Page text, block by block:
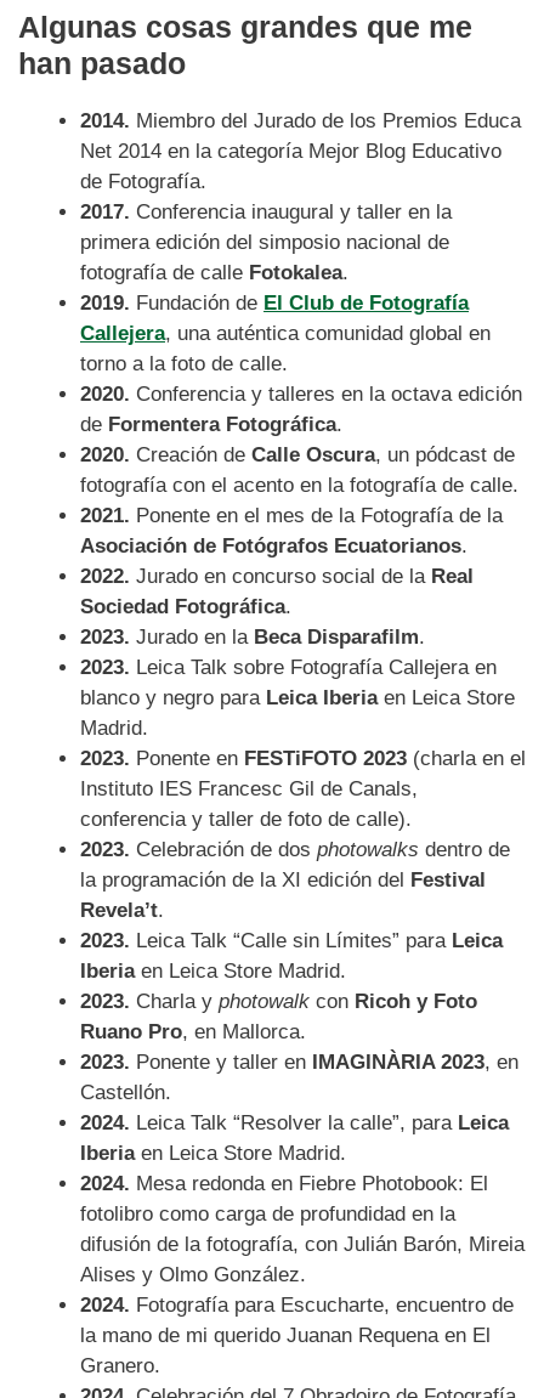
Algunas cosas grandes que me
han pasado
2014. Miembro del Jurado de los Premios Educa
Net 2014 en la categoría Mejor Blog Educativo
de Fotografía.
2017. Conferencia inaugural y taller en la
primera edición del simposio nacional de
fotografía de calle Fotokalea.
2019. Fundación de El Club de Fotografía
Callejera, una auténtica comunidad global en
torno a la foto de calle.
2020. Conferencia y talleres en la octava edición
de Formentera Fotográfica.
2020. Creación de Calle Oscura, un pódcast de
fotografía con el acento en la fotografía de calle.
2021. Ponente en el mes de la Fotografía de la
Asociación de Fotógrafos Ecuatorianos.
2022. Jurado en concurso social de la Real
Sociedad Fotográfica.
2023. Jurado en la Beca Disparafilm.
2023. Leica Talk sobre Fotografía Callejera en
blanco y negro para Leica Iberiaen Leica Store
Madrid.
2023. Ponente en FESTiFOTO 2023 (charla en el
Instituto IES Francesc Gil de Canals,
conferencia y taller de foto de calle).
2023. Celebración de dos photowalks dentro de
la programación de la XI edición del Festival
Revela’t.
2023. Leica Talk “Calle sin Límites” para Leica
Iberiaen Leica Store Madrid.
2023. Charla y photowalk con Ricoh y Foto
Ruano Pro, en Mallorca.
2023. Ponente y taller en IMAGINÀRIA 2023, en
Castellón.
2024. Leica Talk “Resolver la calle”, para Leica
Iberiaen Leica Store Madrid.
2024. Mesa redonda en Fiebre Photobook: El
fotolibro como carga de profundidad en la
difusión de la fotografía, con Julián Barón, Mireia
Alises y Olmo González.
2024. Fotografía para Escucharte, encuentro de
la mano de mi querido Juanan Requena en El
Granero.